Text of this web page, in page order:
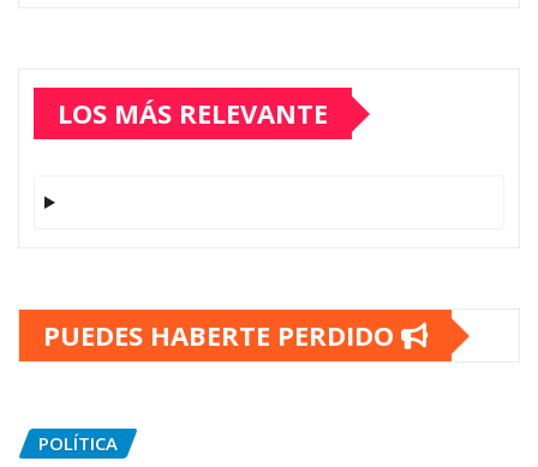
LOS MÁS RELEVANTE
PUEDES HABERTE PERDIDO
POLÍTICA